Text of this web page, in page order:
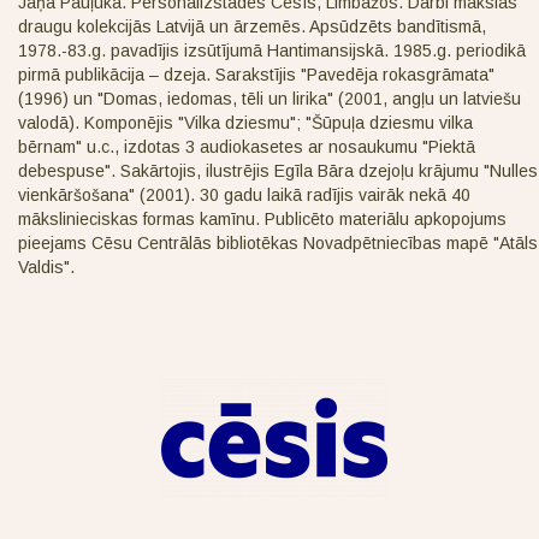
draugu kolekcijās Latvijā un ārzemēs. Apsūdzēts bandītismā,
1978.-83.g. pavadījis izsūtījumā Hantimansijskā. 1985.g. periodikā
pirmā publikācija – dzeja. Sarakstījis "Pavedēja rokasgrāmata"
(1996) un "Domas, iedomas, tēli un lirika" (2001, angļu un latviešu
valodā). Komponējis "Vilka dziesmu"; "Šūpuļa dziesmu vilka
bērnam" u.c., izdotas 3 audiokasetes ar nosaukumu "Piektā
debespuse". Sakārtojis, ilustrējis Egīla Bāra dzejoļu krājumu "Nulles
vienkāršošana" (2001). 30 gadu laikā radījis vairāk nekā 40
mākslinieciskas formas kamīnu. Publicēto materiālu apkopojums
pieejams Cēsu Centrālās bibliotēkas Novadpētniecības mapē "Atāls
Valdis".